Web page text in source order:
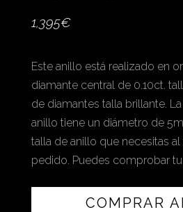
1,395€
Este anillo está realizado en
diamante central de 0.10ct.
de diamantes talla brillante.
anillo tiene un diámetro de
talla de anillo que necesitas
pedido. Puedes comprobar
COMPRAR